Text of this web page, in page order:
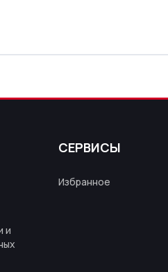
и
СЕРВИСЫ
Избранное